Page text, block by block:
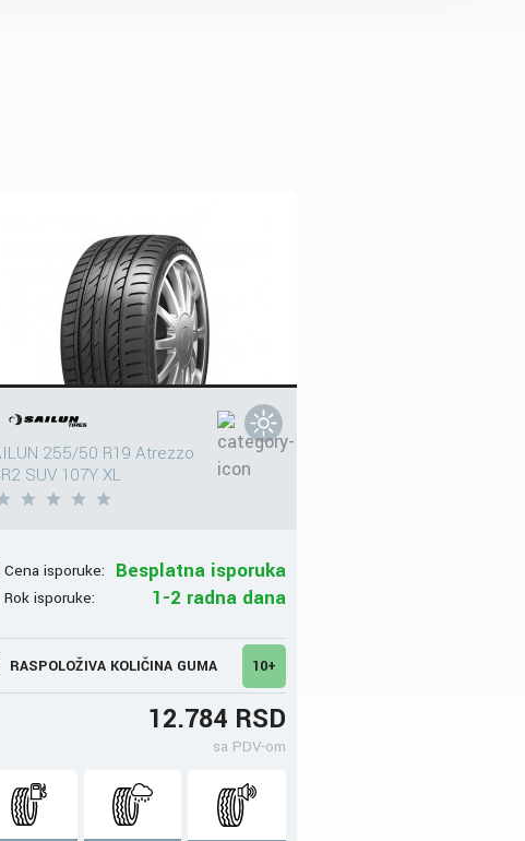
255/50 R19 Atrezzo
SUV 107Y XL
Cena isporuke: Besplatna isporuka
Rok isporuke: 1-2 radna dana
RASPOLOŽIVA KOLIČINA GUMA 10+
12.784 RSD
sa PDV-om